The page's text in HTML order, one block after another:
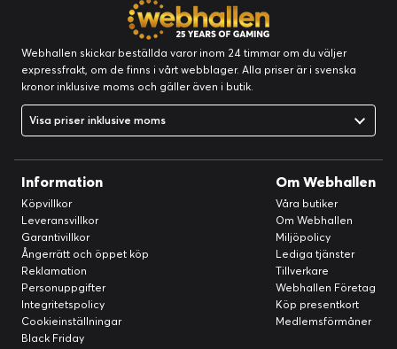
Webhallen skickar beställda varor inom 24 timmar om du väljer
expressfrakt, om de finns i vårt webblager. Alla priser är i svenska
kronor inklusive moms och gäller även i butik.
Visa priser inklusive moms
Information
Köpvillkor
Leveransvillkor
Garantivillkor
Ångerrätt och öppet köp
Reklamation
Personuppgifter
Integritetspolicy
Cookieinställningar
Black Friday
Om Webhallen
Våra butiker
Om Webhallen
Miljöpolicy
Lediga tjänster
Tillverkare
Webhallen Företag
Köp presentkort
Medlemsförmåner